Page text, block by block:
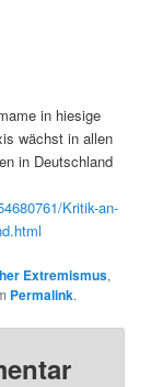
in hiesige
wächst in allen
in Deutschland
Kritik-an-
Extremismus,
Permalink.